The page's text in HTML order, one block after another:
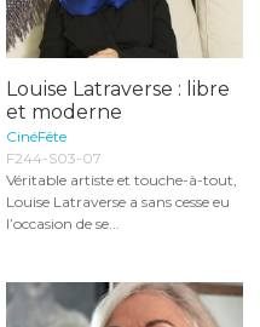
Louise Latraverse : libre
et moderne
CinéFête
F244-S03-07
Véritable artiste et touche-à-tout,
Louise Latraverse a sans cesse eu
l’occasion de se...